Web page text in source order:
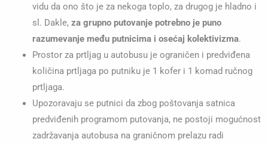
vidu da ono što je za nekoga toplo, za drugog je hladno i
sl. Dakle, za grupno putovanje potrebno je puno
razumevanje među putnicima i osećaj kolektivizma.
Prostor za prtljag u autobusu je ograničen i predviđena
količina prtljaga po putniku je 1 kofer i 1 komad ručnog
prtljaga.
Upozoravaju se putnici da zbog poštovanja satnica
predviđenih programom putovanja, ne postoji mogućnost
zadržavanja autobusa na graničnom prelazu radi